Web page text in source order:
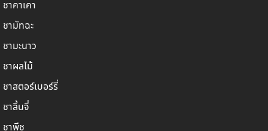
ชาคาเคา
ชามัทฉะ
ชามะนาว
ชาผลไม้
ชาสตอร์เบอร์รี่
ชาลิ้นจี่
ชาพีช